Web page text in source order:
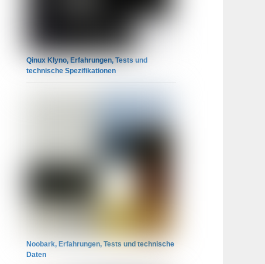
Qinux Klyno, Erfahrungen, Tests und
technische Spezifikationen
Noobark, Erfahrungen, Tests und technische
Daten